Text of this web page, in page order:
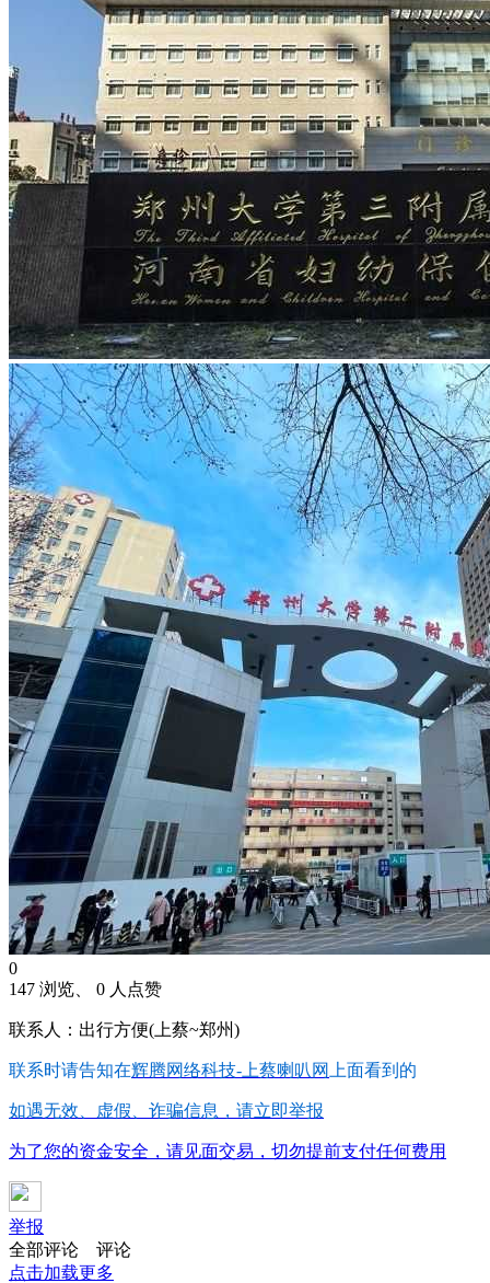
0
147 浏览、 0 人点赞
联系人：出行方便(上蔡~郑州)
联系时请告知在辉腾网络科技-上蔡喇叭网 上面看到的
如遇无效、虚假、诈骗信息，请立即举报
为了您的资金安全，请见面交易，切勿提前支付任何费用
举报
全部评论
评论
点击加载更多